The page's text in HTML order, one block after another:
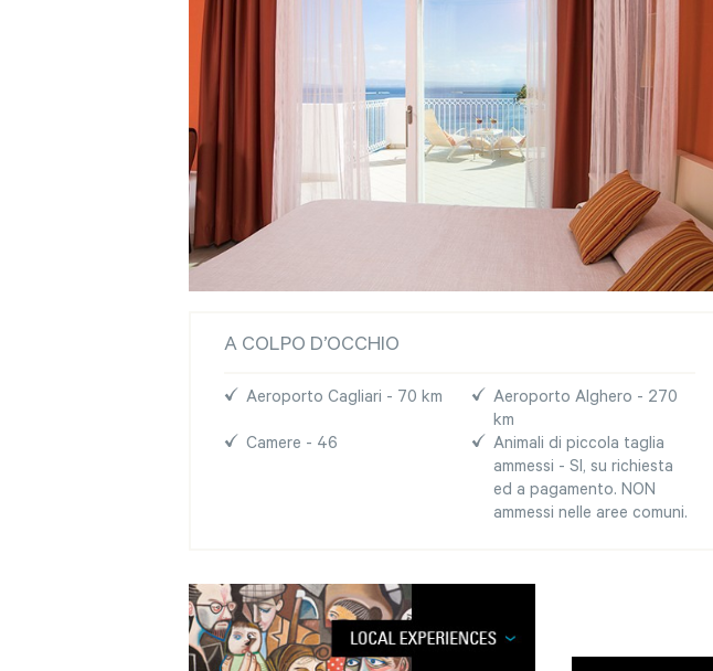
A COLPO D’OCCHIO
Aeroporto Cagliari - 70 km
Aeroporto Alghero - 270
km
Camere - 46
Animali di piccola taglia
ammessi - SI, su richiesta
ed a pagamento. NON
ammessi nelle aree comuni.